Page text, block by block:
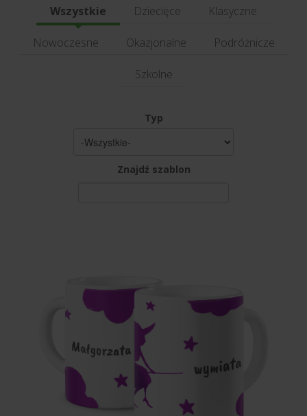
Wszystkie Dziecięce Klasyczne
Nowoczesne Okazjonalne Podróżnicze
Szkolne
Typ
Znajdź szablon